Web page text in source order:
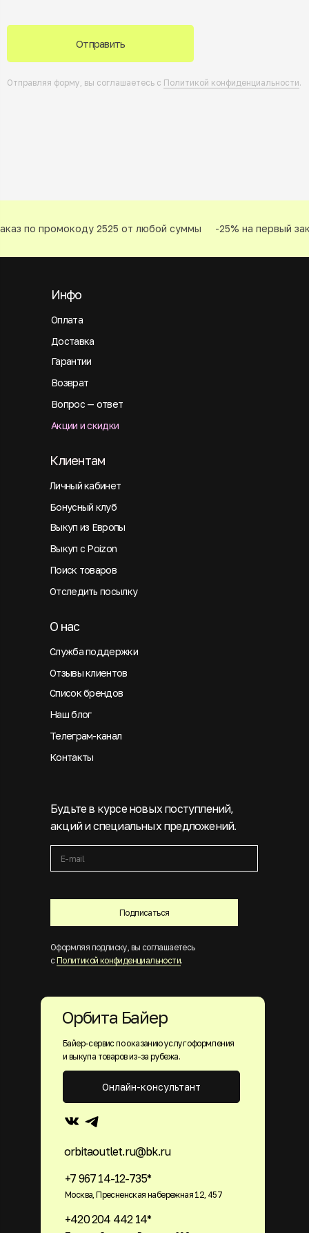
Отправить
Отправляя форму, вы соглашаетесь с Политикой конфиденциальности.
по промокоду 2525 от любой суммы -25% на первый
Оплата
Инфо
Подписаться
Будьте в курсе новых поступлений,
акций и специальных предложений.
Оформляя подписку, вы соглашаетесь
с Политикой конфиденциальности.
Доставка
Гарантии
Возврат
Вопрос — ответ
Акции и скидки
Личный кабинет
Клиентам
Бонусный клуб
Выкуп из Европы
Выкуп с Poizon
Поиск товаров
Отследить посылку
Служба поддержки
О нас
Отзывы клиентов
Список брендов
Наш блог
Телеграм-канал
Контакты
Байер-сервис по оказанию услуг оформления
и выкупа товаров из-за рубежа.
+7 967 14-12-735*
Москва, Пресненская набережная 12, 457
+420 204 442 14*
orbitaoutlet.ru@bk.ru
Онлайн-консультант
Орбита Байер